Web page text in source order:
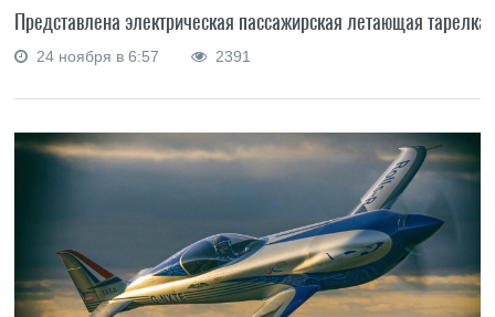
Представлена электрическая пассажирская летающая тарелка
24 ноября в 6:57 2391